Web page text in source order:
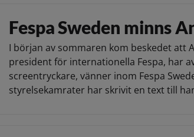
Fespa Sweden minns
I början av sommaren kom beskedet att
president för internationella Fespa, har
screentryckare, vänner inom Fespa
styrelsekamrater har skrivit en text till